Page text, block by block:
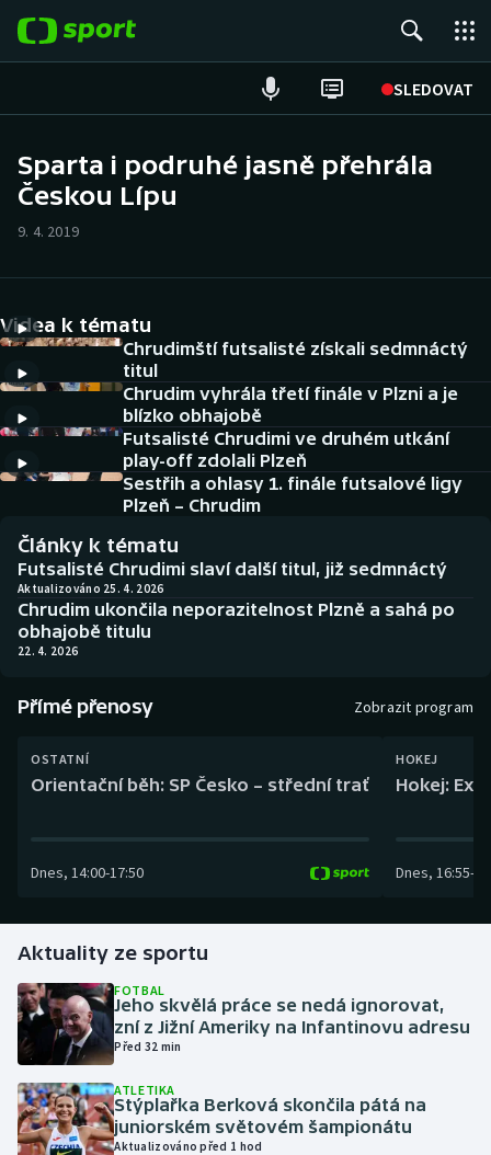
SLEDOVAT
Hokej
Cyklistika
DALŠÍ SPORTY
Americký fotbal
Baseball a softbal
Basketbal
Biatlon
Box
Curling
Florbal
Futsal
Golf
Gymnastika
Házená
Jezdectví
NEPŘEHLÉDNĚTE
Historické návraty
Aplikace ČT sport
Sparta i podruhé jasně přehrála
Českou Lípu
9. 4. 2019
Videa k tématu
Chrudimští futsalisté získali sedmnáctý
titul
Chrudim vyhrála třetí finále v Plzni a je
blízko obhajobě
Futsalisté Chrudimi ve druhém utkání
play-off zdolali Plzeň
Sestřih a ohlasy 1. finále futsalové ligy
Plzeň – Chrudim
Články k tématu
Futsalisté Chrudimi slaví další titul, již sedmnáctý
Aktualizováno 25. 4. 2026
Chrudim ukončila neporazitelnost Plzně a sahá po
obhajobě titulu
22. 4. 2026
Přímé přenosy Zobrazit program
OSTATNÍ
Orientační běh: SP Česko – střední trať
Dnes, 14:00-17:50
HOKEJ
Hokej:
Dnes, 16:55-
Aktuality ze sportu
FOTBAL
Jeho skvělá práce se nedá ignorovat,
zní z Jižní Ameriky na Infantinovu adresu
Před 32 min
ATLETIKA
Stýplařka Berková skončila pátá na
juniorském světovém šampionátu
Aktualizováno před 1 hod